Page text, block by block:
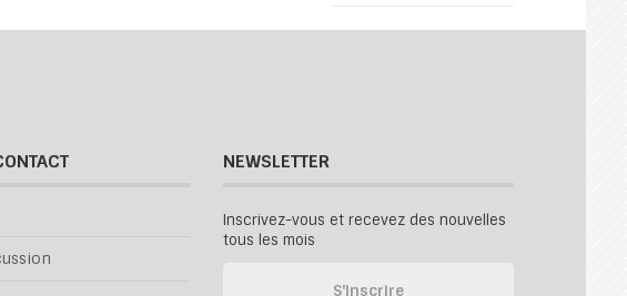
NEWSLETTER
Inscrivez-vous et recevez des nouvelles
tous les mois